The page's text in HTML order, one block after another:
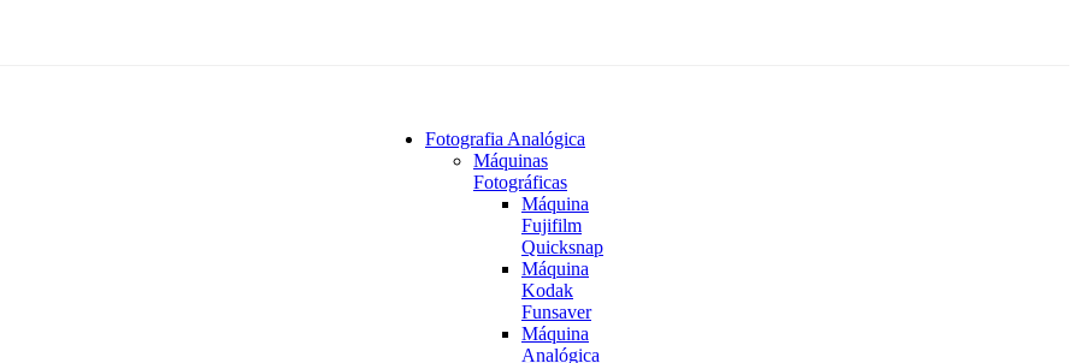
Fotografia Analógica
Máquinas
Fotográficas
Máquina
Fujifilm
Quicksnap
Máquina
Kodak
Funsaver
Máquina
Analógica